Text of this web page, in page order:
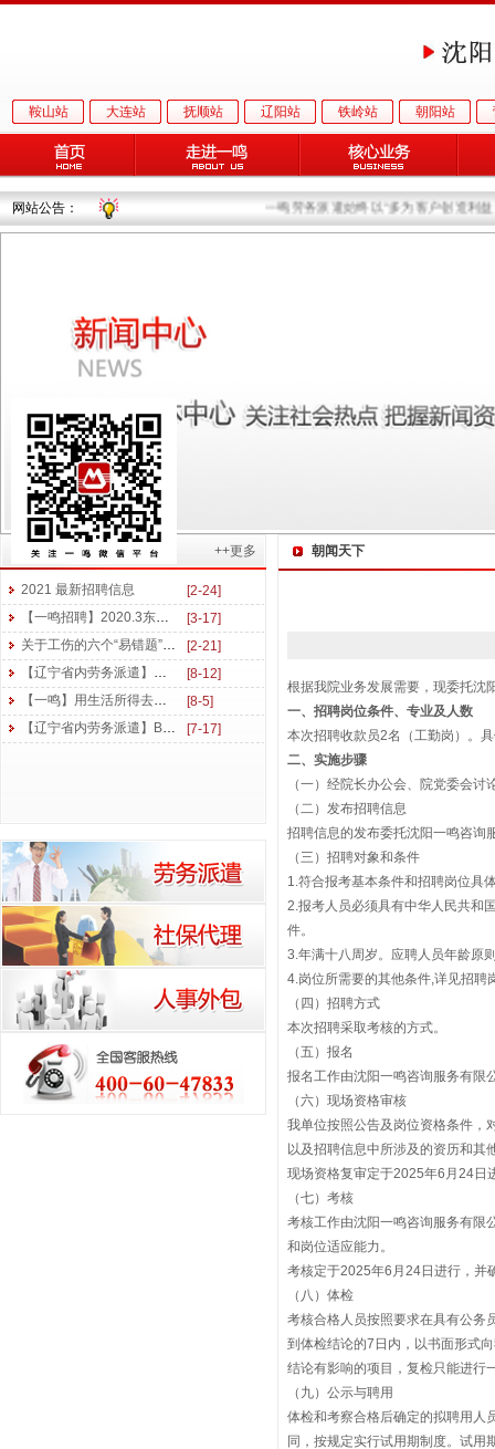
鞍山站 大连站 抚顺站 辽阳站 铁岭站 朝阳站
网站公告： 一鸣劳务派遣始终以“多为客户创造利
一鸣新闻 ++更多
2021 最新招聘信息
[2-24]
【一鸣招聘】2020.3东三省医药及美妆行业招聘信息
[3-17]
关于工伤的六个“易错题”，你能答对几个？
[2-21]
【辽宁省内劳务派遣】丝丝关怀心温暖 香甜瓜果送清凉
[8-12]
【一鸣】用生活所得去读书 用学习所得去工作
[8-5]
【辽宁省内劳务派遣】BQ开启 勇创佳绩 | 东北一鸣6月拓展培训后续盘点
[7-17]
朝闻天下
根据我院业务发展需要，现委托沈
一、招聘岗位条件、专业及人数
本次招聘收款员2名（工勤岗）。
二、实施步骤
（一）经院长办公会、院党委会讨
（二）发布招聘信息
招聘信息的发布委托沈阳一鸣咨询
（三）招聘对象和条件
1.符合报考基本条件和招聘岗位具
2.报考人员必须具有中华人民共和
件。
3.年满十八周岁。应聘人员年龄原
4.岗位所需要的其他条件,详见招聘
（四）招聘方式
本次招聘采取考核的方式。
（五）报名
报名工作由沈阳一鸣咨询服务有限
（六）现场资格审核
我单位按照公告及岗位资格条件，
以及招聘信息中所涉及的资历和其
现场资格复审定于2025年6月24日
（七）考核
考核工作由沈阳一鸣咨询服务有限
和岗位适应能力。
考核定于2025年6月24日进行，并
（八）体检
考核合格人员按照要求在具有公务
到体检结论的7日内，以书面形式
结论有影响的项目，复检只能进行
（九）公示与聘用
体检和考察合格后确定的拟聘用人
同，按规定实行试用期制度。试用